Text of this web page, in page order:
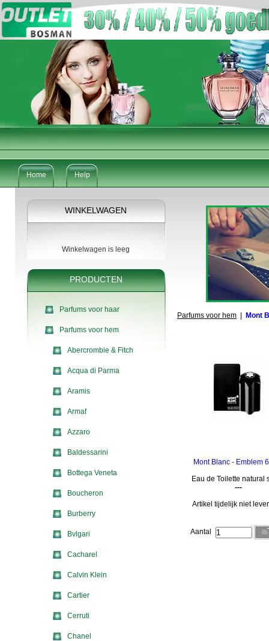
Home Help
WINKELWAGEN
Winkelwagen is leeg
PRODUCTEN
Parfums voor haar
Parfums voor hem
Abercrombie & Fitch
Acqua di Parma
Aramis
Armaf
Azzaro
Baldessarini
Bottega Veneta
Boucheron
Burberry
Bvlgari
Cacharel
Calvin Klein
Cartier
Cerruti
Chanel
Parfums voor hem Mont
Mont Blanc - Emblem
Eau de Toilette natural
---
Artikel tijdelijk niet
Aantal